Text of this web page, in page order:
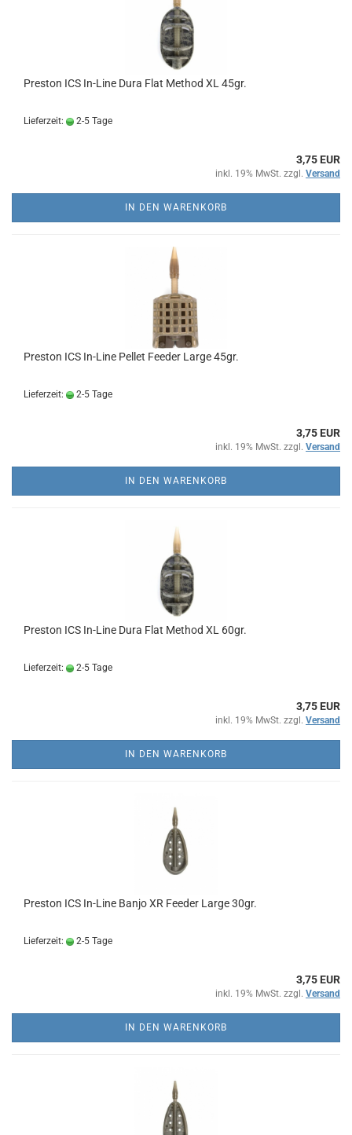
Preston ICS In-Line Dura Flat Method XL 45gr.
Lieferzeit: 2-5 Tage
3,75 EUR
inkl. 19% MwSt. zzgl. Versand
IN DEN WARENKORB
Preston ICS In-Line Pellet Feeder Large 45gr.
Lieferzeit: 2-5 Tage
3,75 EUR
inkl. 19% MwSt. zzgl. Versand
IN DEN WARENKORB
Preston ICS In-Line Dura Flat Method XL 60gr.
Lieferzeit: 2-5 Tage
3,75 EUR
inkl. 19% MwSt. zzgl. Versand
IN DEN WARENKORB
Preston ICS In-Line Banjo XR Feeder Large 30gr.
Lieferzeit: 2-5 Tage
3,75 EUR
inkl. 19% MwSt. zzgl. Versand
IN DEN WARENKORB